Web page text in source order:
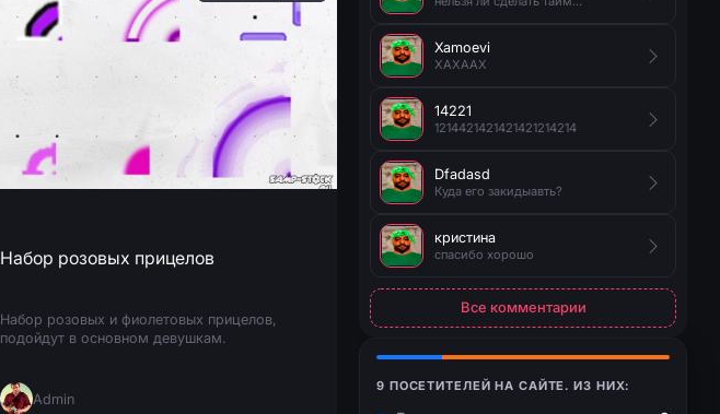
Набор розовых прицелов
Набор розовых и фиолетовых прицелов,
подойдут в основном девушкам.
Admin
Xamoevi
XAXAAX
14221
1214421421421421214214
Dfadasd
Куда его закидыавть?
кристина
спасибо хорошо
Все комментарии
9 ПОСЕТИТЕЛЕЙ НА САЙТЕ. ИЗ НИХ: